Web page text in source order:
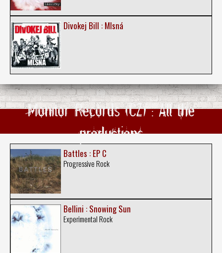
Divokej Bill : Mlsná
Monitor Records (CZ) : All the
productions
Battles : EP C
Progressive Rock
Bellini : Snowing Sun
Experimental Rock